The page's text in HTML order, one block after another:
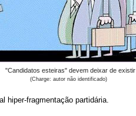
"Candidatos esteiras" devem deixar de existir
(Charge: autor não identificado)
hiper-fragmentação partidária.